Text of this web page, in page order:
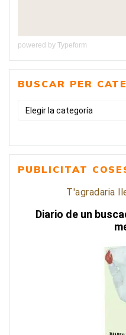
powered by Typeform
BUSCAR PER
BUSCAR
PUBLICITAT
T'agradaria
Diario de un